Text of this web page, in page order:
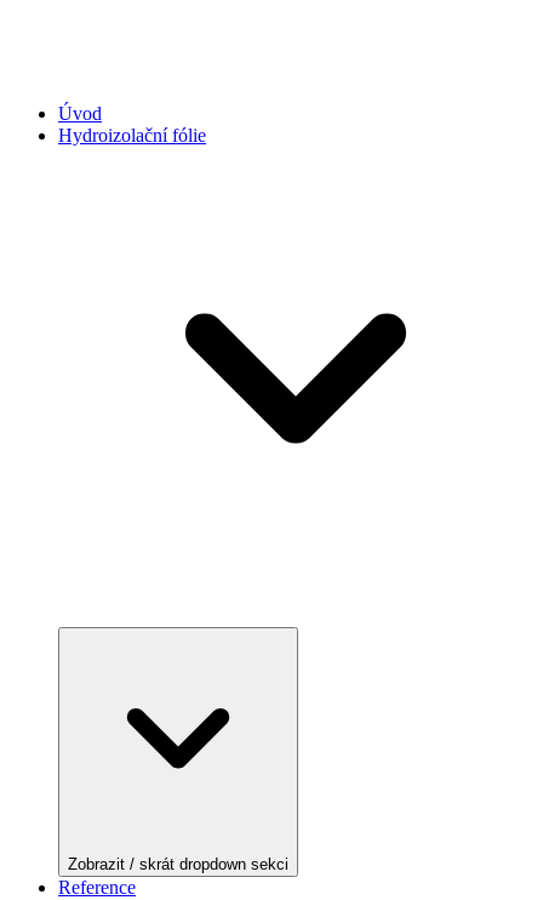
Úvod
Hydroizolační fólie
Zobrazit / skrát dropdown sekci
Reference